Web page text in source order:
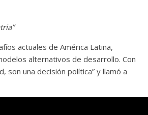
actuales de América Latina,
alternativos de desarrollo. Con
son una decisión política” y llamó a